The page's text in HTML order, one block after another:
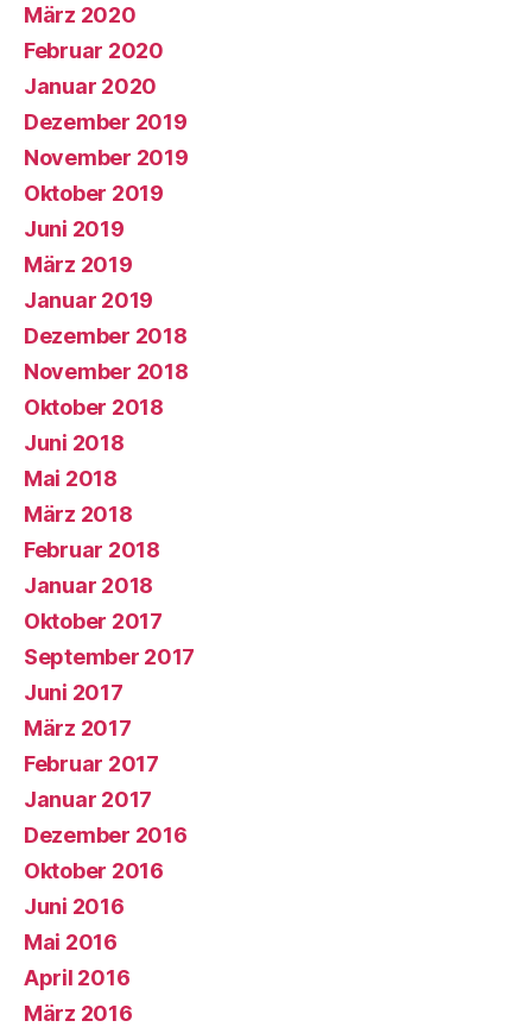
März 2020
Februar 2020
Januar 2020
Dezember 2019
November 2019
Oktober 2019
Juni 2019
März 2019
Januar 2019
Dezember 2018
November 2018
Oktober 2018
Juni 2018
Mai 2018
März 2018
Februar 2018
Januar 2018
Oktober 2017
September 2017
Juni 2017
März 2017
Februar 2017
Januar 2017
Dezember 2016
Oktober 2016
Juni 2016
Mai 2016
April 2016
März 2016